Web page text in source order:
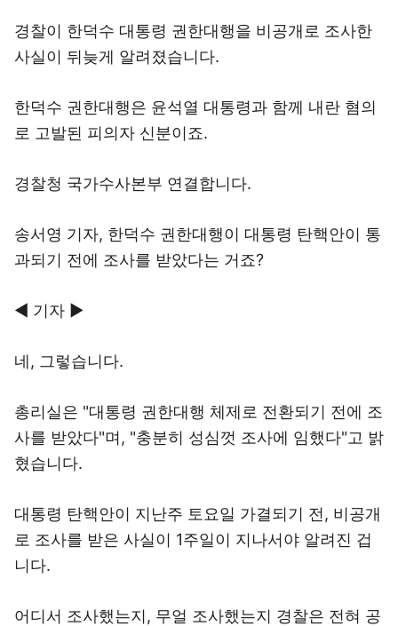
경찰이 한덕수 대통령 권한대행을 비공개로 조사한
사실이 뒤늦게 알려졌습니다.
한덕수 권한대행은 윤석열 대통령과 함께 내란 혐의
로 고발된 피의자 신분이죠.
경찰청 국가수사본부 연결합니다.
송서영 기자, 한덕수 권한대행이 대통령 탄핵안이 통
과되기 전에 조사를 받았다는 거죠?
◀ 기자 ▶
네, 그렇습니다.
총리실은 "대통령 권한대행 체제로 전환되기 전에 조
사를 받았다"며, "충분히 성심껏 조사에 임했다"고 밝
혔습니다.
대통령 탄핵안이 지난주 토요일 가결되기 전, 비공개
로 조사를 받은 사실이 1주일이 지나서야 알려진 겁
니다.
어디서 조사했는지, 무얼 조사했는지 경찰은 전혀 공